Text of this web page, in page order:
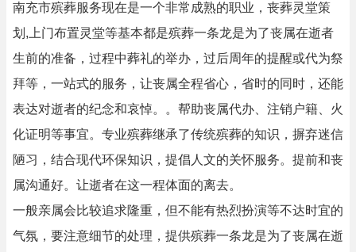
南充市殡葬服务现在是一个非常成熟的职业，丧葬灵堂策
划,上门布置灵堂等基本都是殡葬一条龙是为了丧属在逝者
生前的准备，过程中葬礼的举办，过后周年的提醒或代为祭
拜等，一站式的服务，让丧属全程省心，省时的同时，还能
表达对逝者的纪念和哀悼。。帮助丧属代办、注销户籍、火
化证明等事宜。专业殡葬继承了传统殡葬的知识，摒弃迷信
陋习，结合现代环保知识，提倡人文的关怀服务。提前和丧
属沟通好。让逝者在这一程体面的离去。
一般亲属会比较追求隆重，但不能有热烈扮演等不达时宜的
气氛，要注意细节的处理，提供殡葬一条龙是为了丧属在逝